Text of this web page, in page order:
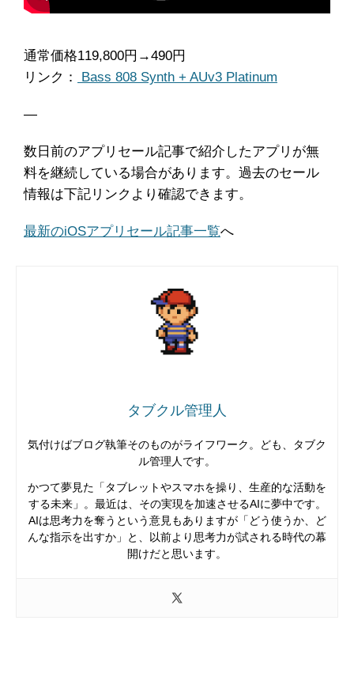
通常価格119,800円→490円
リンク：
Bass 808 Synth + AUv3 Platinum
―
数日前のアプリセール記事で紹介したアプリが無
料を継続している場合があります。過去のセール
情報は下記リンクより確認できます。
最新のiOSアプリセール記事一覧へ
タブクル管理人
気付けばブログ執筆そのものがライフワーク。ども、タブク
ル管理人です。
かつて夢見た「タブレットやスマホを操り、生産的な活動を
する未来」。最近は、その実現を加速させるAIに夢中です。
AIは思考力を奪うという意見もありますが「どう使うか、ど
んな指示を出すか」と、以前より思考力が試される時代の幕
開けだと思います。